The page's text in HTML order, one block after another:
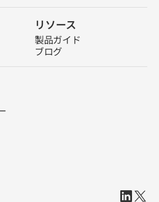
リソース
製品ガイド
ブログ